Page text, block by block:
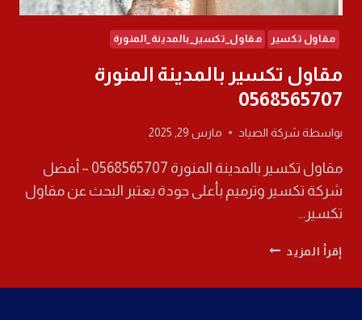
مقاول تكسير مقاول_تكسير_بالمدينة_المنورة
مقاول تكسير بالمدينة المنورة
0568565707
بواسطة شركة الصياد مارس 29, 2025
مقاول تكسير بالمدينة المنورة 0568565707 – أفضل
شركة تكسير وترميم بأعلى جودة يعتبر البحث عن مقاول
تكسير…
إقرأ المزيد مقاول